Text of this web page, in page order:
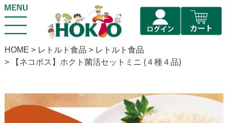
HOME レトルト食品
レトルト食品
【ネコポス】ホクト菌活セットミニ (４種４品)